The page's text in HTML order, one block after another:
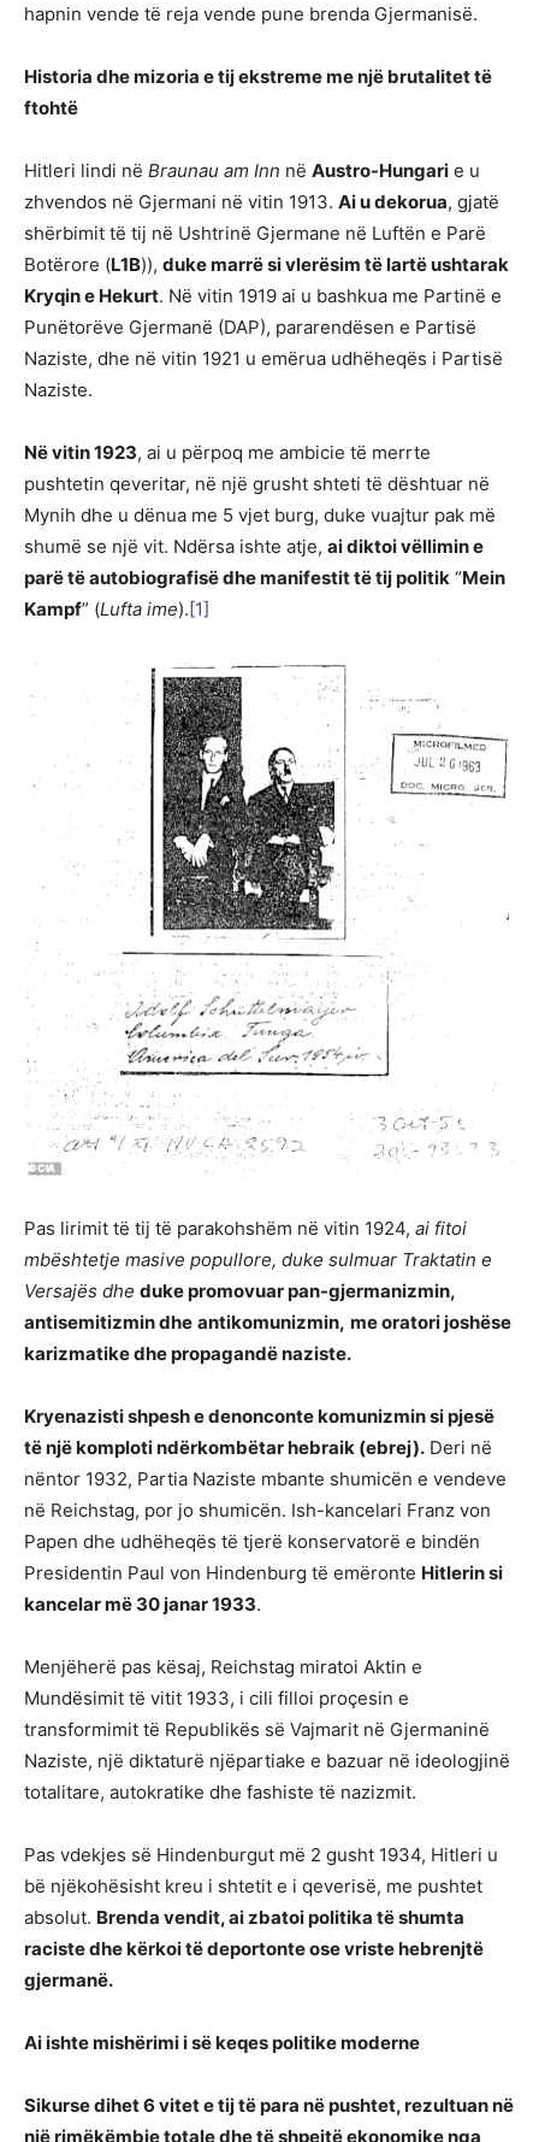
hapnin vende të reja vende pune brenda Gjermanisë.
Historia dhe mizoria e tij ekstreme me një brutalitet të
ftohtë
Hitleri lindi në Braunau am Inn në Austro-Hungari e u
zhvendos në Gjermani në vitin 1913. Ai u dekorua, gjatë
shërbimit të tij në Ushtrinë Gjermane në Luftën e Parë
Botërore (L1B)), duke marrë si vlerësim të lartë ushtarak
Kryqin e Hekurt. Në vitin 1919 ai u bashkua me Partinë e
Punëtorëve Gjermanë (DAP), pararendësen e Partisë
Naziste, dhe në vitin 1921 u emërua udhëheqës i Partisë
Naziste.
Në vitin 1923, ai u përpoq me ambicie të merrte
pushtetin qeveritar, në një grusht shteti të dështuar në
Mynih dhe u dënua me 5 vjet burg, duke vuajtur pak më
shumë se një vit. Ndërsa ishte atje, ai diktoi vëllimin e
parë të autobiografisë dhe manifestit të tij politik “Mein
Kampf” (Lufta ime).[1]
Pas lirimit të tij të parakohshëm në vitin 1924, ai fitoi
mbështetje masive popullore, duke sulmuar Traktatin e
Versajës dhe duke promovuar pan-gjermanizmin,
antisemitizmin dhe antikomunizmin, me oratori joshëse
karizmatike dhe propagandë naziste.
Kryenazisti shpesh e denonconte komunizmin si pjesë
të një komploti ndërkombëtar hebraik (ebrej). Deri në
nëntor 1932, Partia Naziste mbante shumicën e vendeve
në Reichstag, por jo shumicën. Ish-kancelari Franz von
Papen dhe udhëheqës të tjerë konservatorë e bindën
Presidentin Paul von Hindenburg të emëronte Hitlerin si
kancelar më 30 janar 1933.
Menjëherë pas kësaj, Reichstag miratoi Aktin e
Mundësimit të vitit 1933, i cili filloi proçesin e
transformimit të Republikës së Vajmarit në Gjermaninë
Naziste, një diktaturë njëpartiake e bazuar në ideologjinë
totalitare, autokratike dhe fashiste të nazizmit.
Pas vdekjes së Hindenburgut më 2 gusht 1934, Hitleri u
bë njëkohësisht kreu i shtetit e i qeverisë, me pushtet
absolut. Brenda vendit, ai zbatoi politika të shumta
raciste dhe kërkoi të deportonte ose vriste hebrenjtë
gjermanë.
Ai ishte mishërimi i së keqes politike moderne
Sikurse dihet 6 vitet e tij të para në pushtet, rezultuan në
një rimëkëmbje totale dhe të shpejtë ekonomike nga